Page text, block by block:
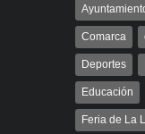
Comarca
Deportes
Educación
Feria de La